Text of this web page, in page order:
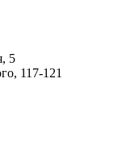
5
117-121